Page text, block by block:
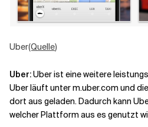
Uber(Quelle)
Uber:Uber ist eine weitere
Uber läuft unterm.uber.com und
dort aus geladen. Dadurch kann
welcher Plattform aus es genutzt